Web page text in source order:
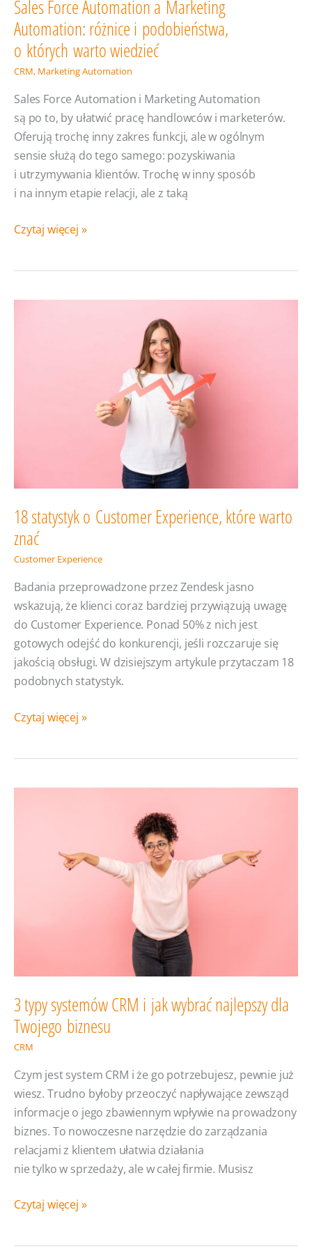
Sales Force Automation a Marketing
Automation: różnice i podobieństwa,
o których warto wiedzieć
CRM, Marketing Automation
Sales Force Automation i Marketing Automation
są po to, by ułatwić pracę handlowców i marketerów.
Oferują trochę inny zakres funkcji, ale w ogólnym
sensie służą do tego samego: pozyskiwania
i utrzymywania klientów. Trochę w inny sposób
i na innym etapie relacji, ale z taką
Sales
Automation:
Czytaj więcej »
18 statystyk o Customer Experience, które warto
znać
Customer Experience
Badania przeprowadzone przez Zendesk jasno
wskazują, że klienci coraz bardziej przywiązują uwagę
do Customer Experience. Ponad 50% z nich jest
gotowych odejść do konkurencji, jeśli rozczaruje się
jakością obsługi. W dzisiejszym artykule przytaczam 18
podobnych statystyk.
18
które
Czytaj więcej »
3 typy systemów CRM i jak wybrać najlepszy dla
Twojego biznesu
CRM
Czym jest system CRM i że go potrzebujesz, pewnie już
wiesz. Trudno byłoby przeoczyć napływające zewsząd
informacje o jego zbawiennym wpływie na prowadzony
biznes. To nowoczesne narzędzie do zarządzania
relacjami z klientem ułatwia działania
nie tylko w sprzedaży, ale w całej firmie. Musisz
3
Czytaj więcej »